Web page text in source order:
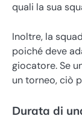
quali la sua
Inoltre, la
poiché deve
giocatore. Se
un torneo, ciò
Durata di